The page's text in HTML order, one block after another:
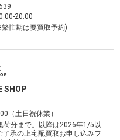
20:00
忙期は要買取予約)
SHOP
（土日祝休業）
分まで。以降は2026年1/5以
承の上宅配買取お申し込みフ